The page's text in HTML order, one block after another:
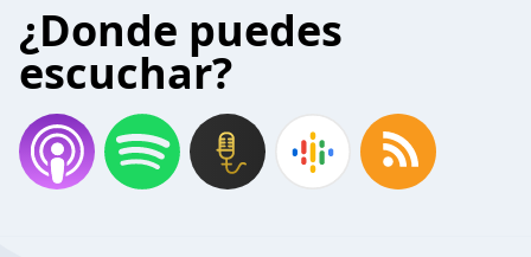
¿Donde puedes
escuchar?